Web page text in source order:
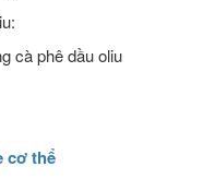
cà phê dầu oliu
cơ thể